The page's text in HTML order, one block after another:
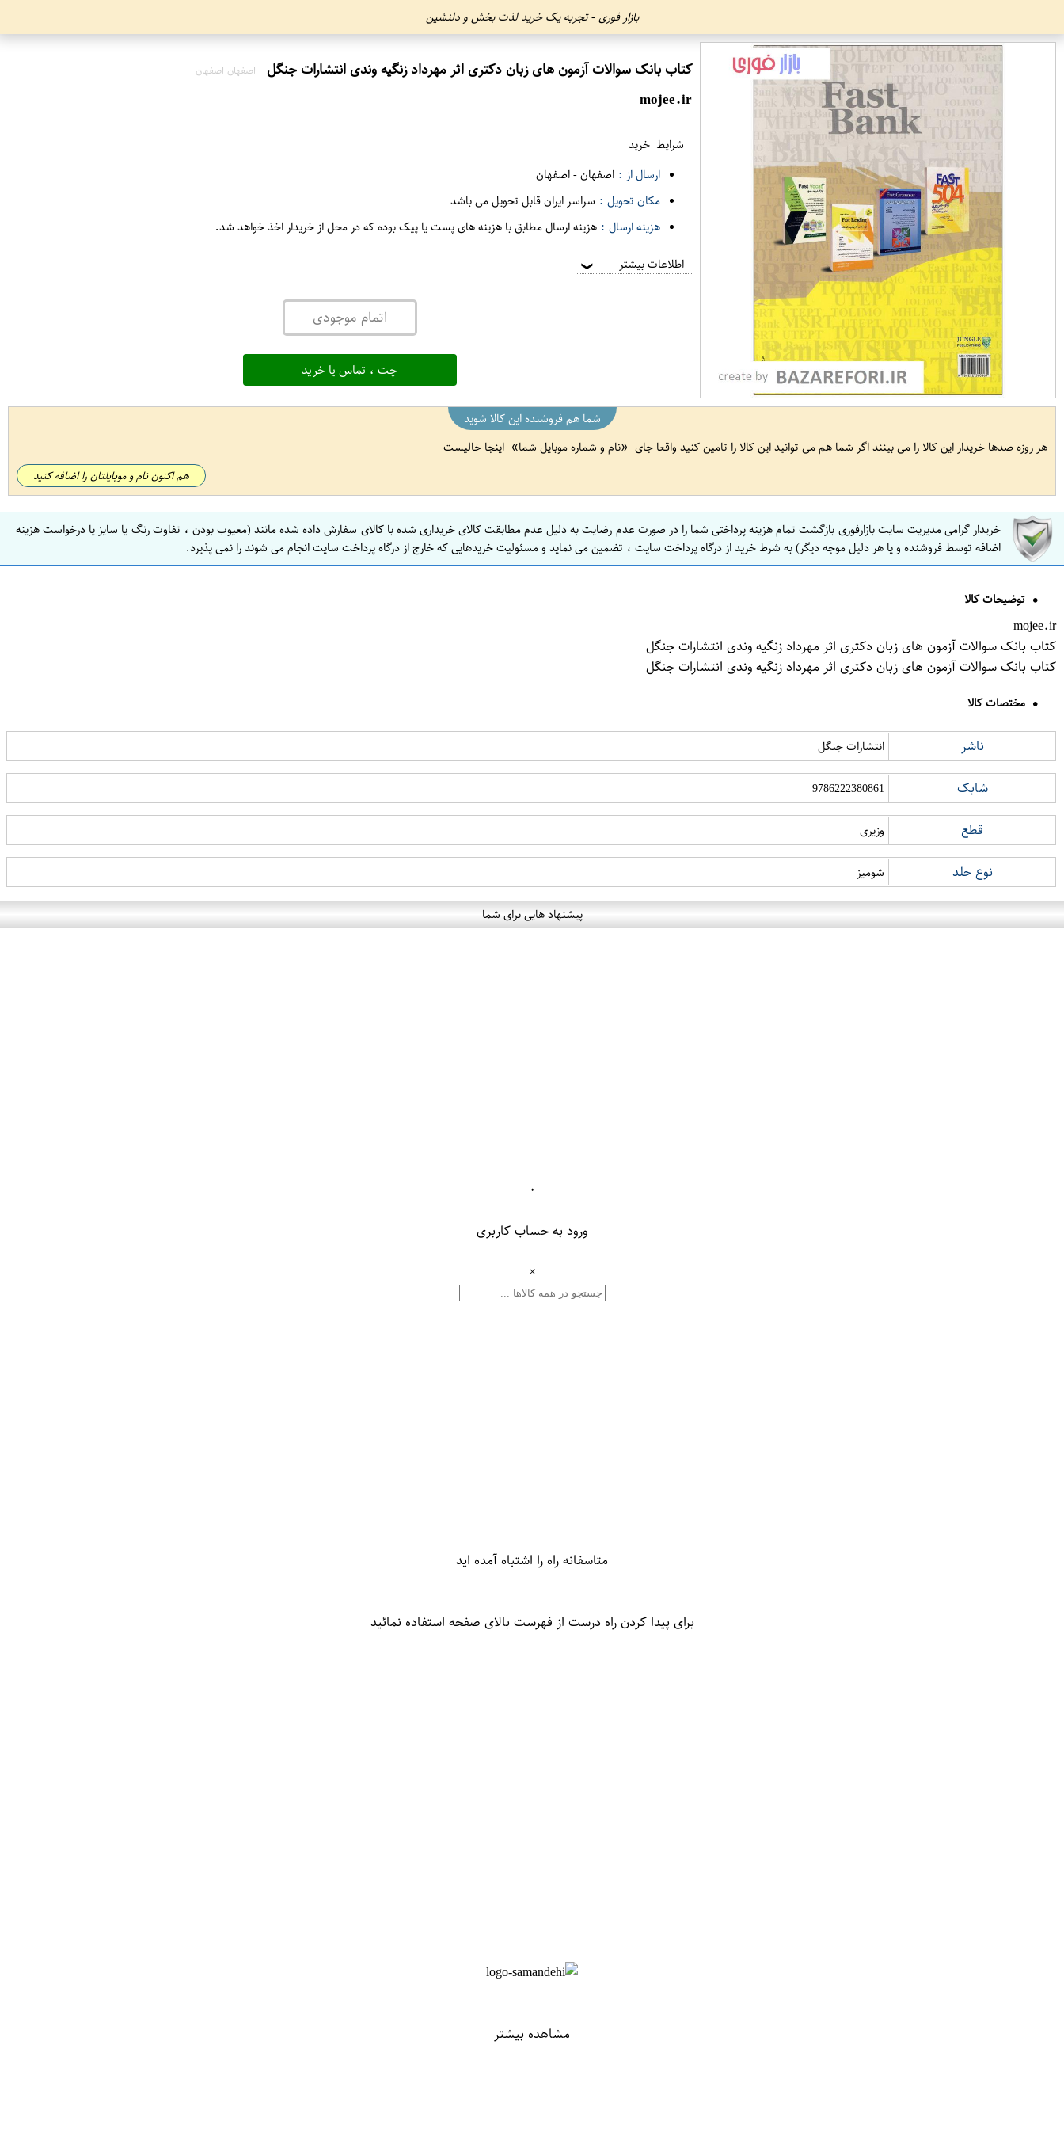
بازار فوری - تجربه یک خرید لذت بخش و دلنشین
کتاب بانک سوالات آزمون های زبان دکتری اثر مهرداد زنگیه وندی انتشارات جنگل اصفهان اصفهان
mojee.ir
شرایط خرید
ارسال از : اصفهان-اصفهان
مکان تحویل : سراسر ایران قابل تحویل می باشد
هزینه ارسال : هزینه ارسال مطابق با هزینه های پست یا پیک بوده که در محل از خریدار اخذ خواهد شد.
اطلاعات بیشتر ❯
اتمام موجودی
چت ، تماس یا خرید
شما هم فروشنده این کالا شوید
هر روزه صدها خریدار این کالا را می بینند اگر شما هم می توانید این کالا را تامین کنید واقعا جای
نام و شماره موبایل شما اینجا خالیست
هم اکنون نام و موبایلتان را اضافه کنید
خریدار گرامی مدیریت سایت بازارفوری بازگشت تمام هزینه پرداختی شما را در صورت عدم رضایت به دلیل عدم مطابقت کالای خریداری شده با کالای سفارش داده شده مانند (معیوب بودن ، تفاوت رنگ یا سایز یا درخواست هزینه
اضافه توسط فروشنده و یا هر دلیل موجه دیگر) به شرط خرید از درگاه پرداخت سایت ، تضمین می نماید و مسئولیت خریدهایی که خارج از درگاه پرداخت سایت انجام می شوند را نمی پذیرد.
توضیحات کالا
mojee.ir
کتاب بانک سوالات آزمون های زبان دکتری اثر مهرداد زنگیه وندی انتشارات جنگل
کتاب بانک سوالات آزمون های زبان دکتری اثر مهرداد زنگیه وندی انتشارات جنگل
مختصات کالا
ناشر انتشارات جنگل
شابک 9786222380861
قطع وزیری
نوع جلد شومیز
پیشنهاد هایی برای شما
۰
ورود به حساب کاربری
×
متاسفانه راه را اشتباه آمده اید
برای پیدا کردن راه درست از فهرست بالای صفحه استفاده نمائید
مشاهده بیشتر